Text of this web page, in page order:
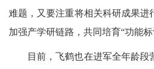
难题，又要注重将相关科研成果进
加强产学研链路，共同培育“功能标
目前，飞鹤也在进军全年龄